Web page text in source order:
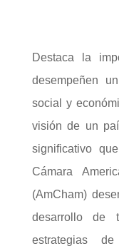
Destaca la
desempeñen
social y
visión de un
significativo
Cámara
(AmCham)
desarrollo de
estrategias